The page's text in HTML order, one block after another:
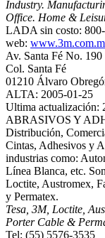
Industry.
Office. Home &
LADA sin costo:
web:
Av. Santa Fé No. 190
Col. Santa Fé
01210 Álvaro
ALTA: 2005-01-25
Ultima actualización:
ABRASIVOS Y
Distribución,
Cintas, Adhesivos y
industrias como:
Línea Blanca, etc.
Loctite, Austromex,
y Permatex.
Tesa, 3M, Loctite,
Porter Cable &
Tel: (55) 5576-3535